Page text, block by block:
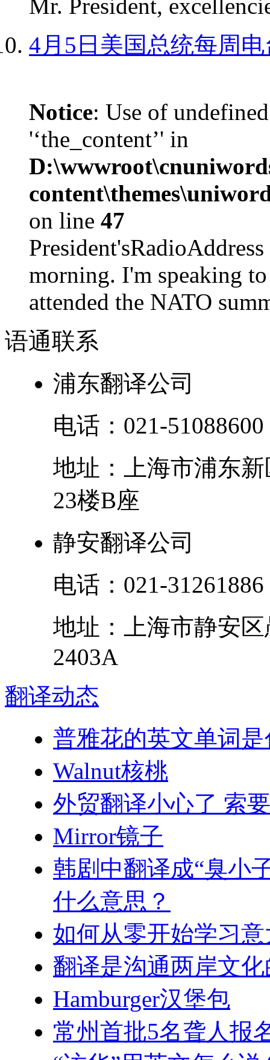
Mr. President,
4月5日美国总统每周
Notice: Use of
'‘the_content’' in
on line 47
morning. I'm speaking
attended the NATO
语通联系
浦东翻译公司
电话： 021-51088600
地址：
上海市浦东新
23楼B座
静安翻译公司
电话： 021-31261886
地址：
上海市静安区
2403A
翻译动态
普雅花的英文单词
Walnut核桃
外贸翻译小心了 索
Mirror镜子
韩剧中翻译成“臭小
什么意思？
如何从零开始学习
翻译是沟通两岸文
Hamburger汉堡包
常州首批5名聋人报